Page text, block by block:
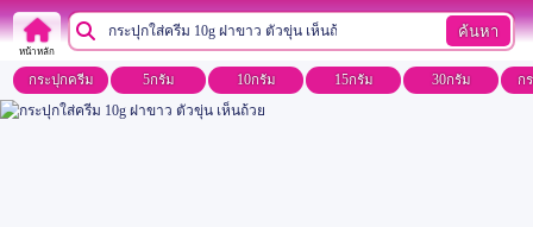
หน้าหลัก
ค้นหา
กระปุกครีม 5กรัม 10กรัม 15กรัม 30กรัม ก